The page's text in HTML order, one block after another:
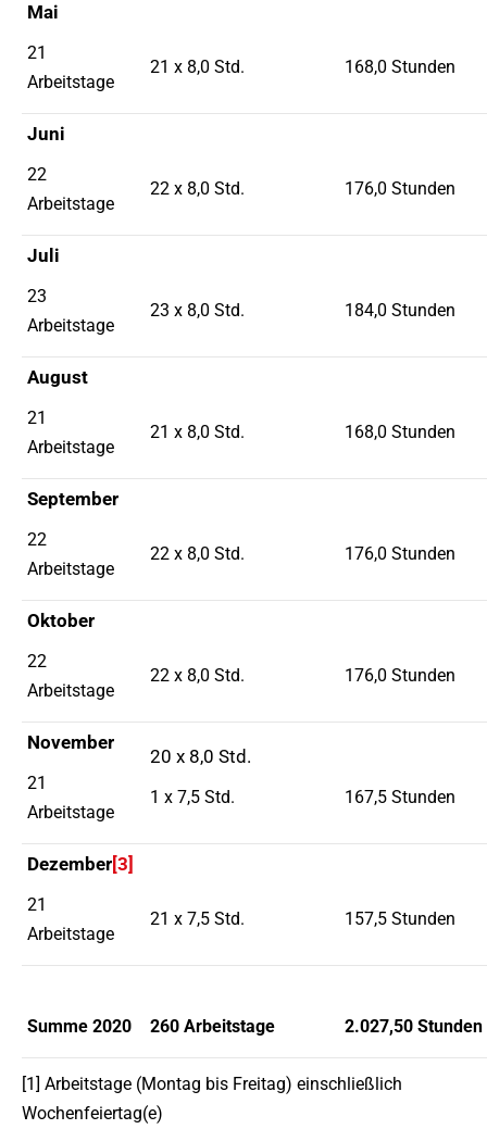
Mai
21
Arbeitstage
21 x 8,0 Std. 168,0 Stunden
Juni
22
Arbeitstage
22 x 8,0 Std. 176,0 Stunden
Juli
23
Arbeitstage
23 x 8,0 Std. 184,0 Stunden
August
21
Arbeitstage
21 x 8,0 Std. 168,0 Stunden
September
22
Arbeitstage
22 x 8,0 Std. 176,0 Stunden
Oktober
22
Arbeitstage
22 x 8,0 Std. 176,0 Stunden
November
21
Arbeitstage
20 x 8,0 Std.
1 x 7,5 Std. 167,5 Stunden
Dezember[3]
21
Arbeitstage
21 x 7,5 Std. 157,5 Stunden
Summe 2020 260 Arbeitstage 2.027,50 Stunden
[1] Arbeitstage (Montag bis Freitag) einschließlich
Wochenfeiertag(e)